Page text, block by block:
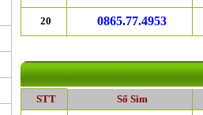
20 0865.77.4953
STT Số Sim